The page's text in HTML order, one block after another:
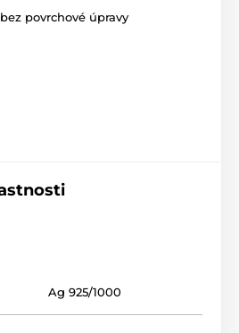
povrchové úpravy
Ag 925/1000